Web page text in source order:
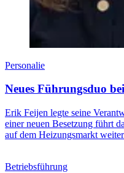
Personalie
Neues Führungsduo
Erik Feijen legte seine
einer neuen Besetzung führt
auf dem Heizungsmarkt
Betriebsführung